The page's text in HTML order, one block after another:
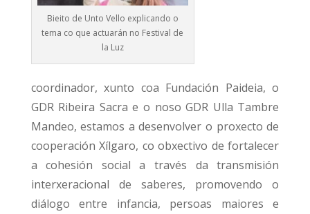
Bieito de Unto Vello explicando o
tema co que actuarán no Festival de
la Luz
coordinador, xunto coa Fundación Paideia, o
GDR Ribeira Sacra e o noso GDR Ulla Tambre
Mandeo, estamos a desenvolver o proxecto de
cooperación Xílgaro, co obxectivo de fortalecer
a cohesión social a través da transmisión
interxeracional de saberes, promovendo o
diálogo entre infancia, persoas maiores e